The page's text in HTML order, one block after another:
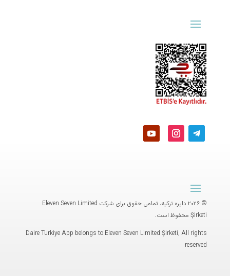
© ۲۰۲۶ دایره ترکیه. تمامی حقوق برای شرکت
Eleven Seven Limited
Şirketi محفوظ است.
Daire Turkiye App belongs to Eleven Seven Limited Şirketi, All rights
reserved